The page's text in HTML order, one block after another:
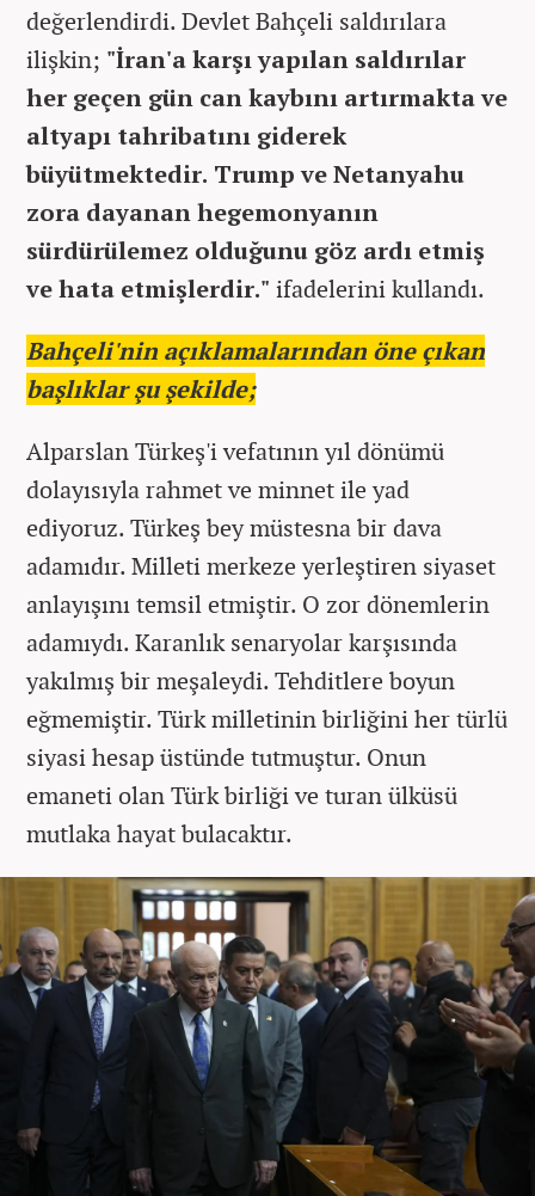
değerlendirdi. Devlet Bahçeli saldırılara
ilişkin; "İran'a karşı yapılan saldırılar
her geçen gün can kaybını artırmakta ve
altyapı tahribatını giderek
büyütmektedir. Trump ve Netanyahu
zora dayanan hegemonyanın
sürdürülemez olduğunu göz ardı etmiş
ve hata etmişlerdir." ifadelerini kullandı.
Bahçeli'nin açıklamalarından öne çıkan
başlıklar şu şekilde;
Alparslan Türkeş'i vefatının yıl dönümü
dolayısıyla rahmet ve minnet ile yad
ediyoruz. Türkeş bey müstesna bir dava
adamıdır. Milleti merkeze yerleştiren siyaset
anlayışını temsil etmiştir. O zor dönemlerin
adamıydı. Karanlık senaryolar karşısında
yakılmış bir meşaleydi. Tehditlere boyun
eğmemiştir. Türk milletinin birliğini her türlü
siyasi hesap üstünde tutmuştur. Onun
emaneti olan Türk birliği ve turan ülküsü
mutlaka hayat bulacaktır.